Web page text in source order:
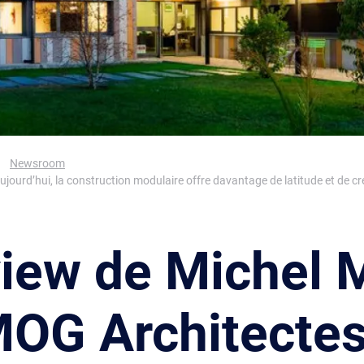
Newsroom
la construction modulaire offre davantage de latitude et de
de Michel